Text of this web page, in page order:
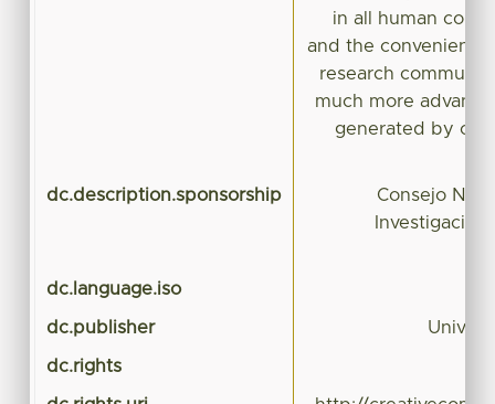
in all human
and the
research
much more
generated by
dc.description.sponsorship
Consejo
dc.language.iso
dc.publisher
dc.rights